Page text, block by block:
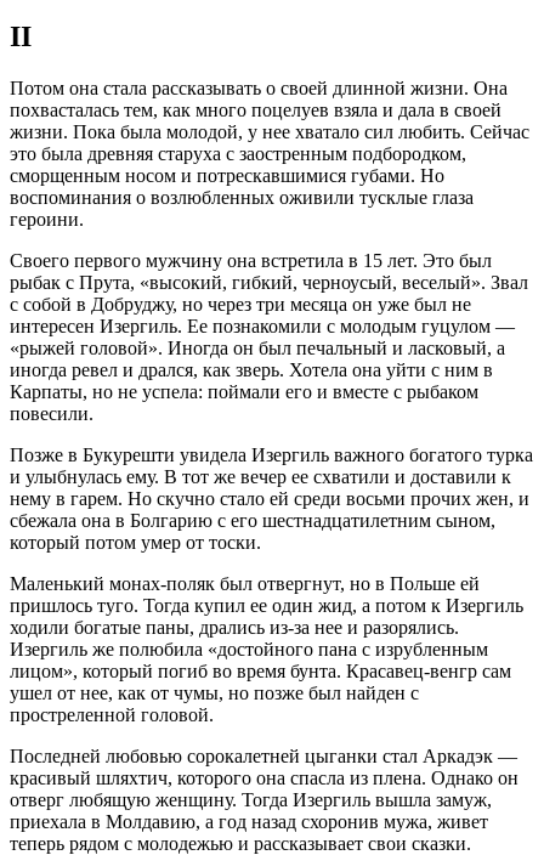
II
Потом она стала рассказывать о своей длинной жизни. Она
похвасталась тем, как много поцелуев взяла и дала в своей
жизни. Пока была молодой, у нее хватало сил любить. Сейчас
это была древняя старуха с заостренным подбородком,
сморщенным носом и потрескавшимися губами. Но
воспоминания о возлюбленных оживили тусклые глаза
героини.
Своего первого мужчину она встретила в 15 лет. Это был
рыбак с Прута, «высокий, гибкий, черноусый, веселый». Звал
с собой в Добруджу, но через три месяца он уже был не
интересен Изергиль. Ее познакомили с молодым гуцулом —
«рыжей головой». Иногда он был печальный и ласковый, а
иногда ревел и дрался, как зверь. Хотела она уйти с ним в
Карпаты, но не успела: поймали его и вместе с рыбаком
повесили.
Позже в Букурешти увидела Изергиль важного богатого турка
и улыбнулась ему. В тот же вечер ее схватили и доставили к
нему в гарем. Но скучно стало ей среди восьми прочих жен, и
сбежала она в Болгарию с его шестнадцатилетним сыном,
который потом умер от тоски.
Маленький монах-поляк был отвергнут, но в Польше ей
пришлось туго. Тогда купил ее один жид, а потом к Изергиль
ходили богатые паны, дрались из-за нее и разорялись.
Изергиль же полюбила «достойного пана с изрубленным
лицом», который погиб во время бунта. Красавец-венгр сам
ушел от нее, как от чумы, но позже был найден с
простреленной головой.
Последней любовью сорокалетней цыганки стал Аркадэк —
красивый шляхтич, которого она спасла из плена. Однако он
отверг любящую женщину. Тогда Изергиль вышла замуж,
приехала в Молдавию, а год назад схоронив мужа, живет
теперь рядом с молодежью и рассказывает свои сказки.